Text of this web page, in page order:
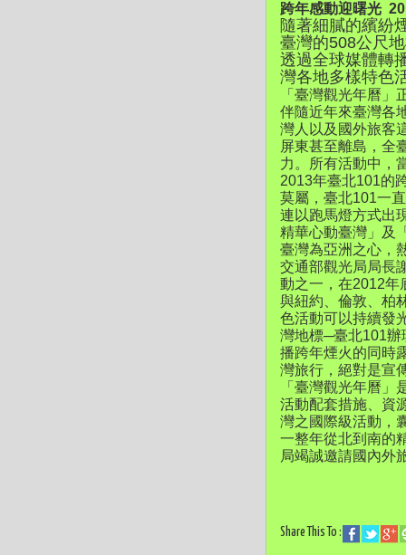
跨年感動迎曙光
隨著細膩的繽紛
臺灣的508公尺
透過全球媒體轉
灣各地多樣特色
「臺灣觀光年曆」
伴隨近年來臺灣各
灣人以及國外旅客
屏東甚至離島，全
力。所有活動中，
2013年臺北101的
莫屬，臺北101一
連以跑馬燈方式出
精華心動臺灣」及
臺灣為亞洲之心，
交通部觀光局局長
動之一，在2012年
與紐約、倫敦、柏
色活動可以持續發
灣地標─臺北101辦
播跨年煙火的同時
灣旅行，絕對是宣
「臺灣觀光年曆
活動配套措施、資
灣之國際級活動，
一整年從北到南的
局竭誠邀請國內外
Share This To :